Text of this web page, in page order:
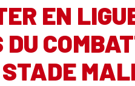
EN
DU
STADE